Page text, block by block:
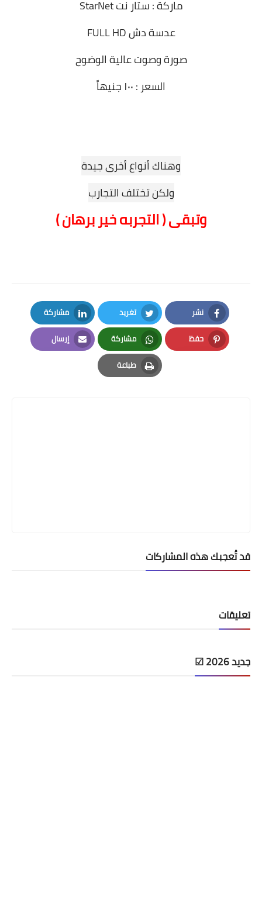
ماركة : ستار نت StarNet
عدسة دش FULL HD
صورة وصوت عالية الوضوح
السعر : ١٠٠ جنيهاً
وهناك أنواع أخرى جيدة
ولكن تختلف التجارب
وتبقى ( التجربه خير برهان )
نشر
Facebook
تغريد
Twitter
مشاركة
LinkedIn
حفظ
Pinterest
مشاركة
Whatsapp
إرسال
Email
طباعة
Print
قد تُعجبك هذه المشاركات
تعليقات
جديد 2026 ☑